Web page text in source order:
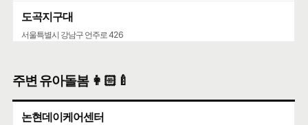
도곡지구대
서울특별시 강남구 언주로 426
주변 유아돌봄 👩🏻‍🍼
논현데이케어센터